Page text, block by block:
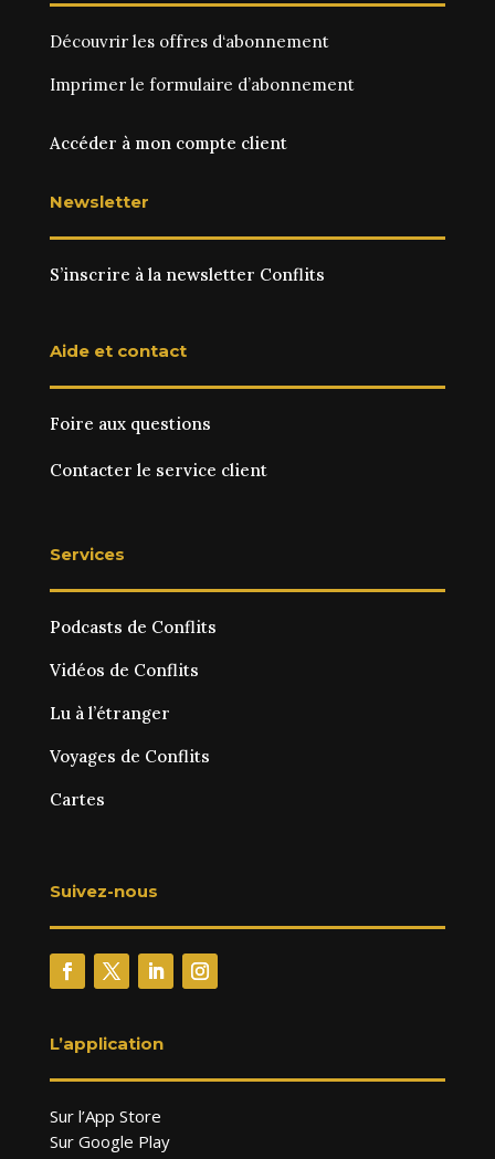
Découvrir les offres d‘abonnement
Imprimer le formulaire d’abonnement
Accéder à mon compte client
Newsletter
S’inscrire à la newsletter Conflits
Aide et contact
Foire aux questions
Contacter le service client
Services
Podcasts de Conflits
Vidéos de Conflits
Lu à l’étranger
Voyages de Conflits
Cartes
Suivez-nous
L’application
Sur l’App Store
Sur Google Play